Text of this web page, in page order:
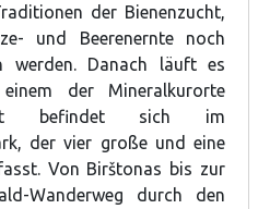
der Bienenzucht,
und Beerenernte noch
werden. Danach läuft es
der Mineralkurorte
befindet sich im
der vier große und eine
Von Birštonas bis zur
Wanderweg durch den